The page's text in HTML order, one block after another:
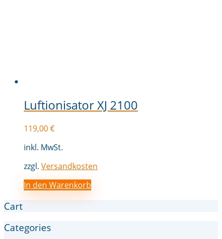
Luftionisator XJ 2100
119,00€
inkl. MwSt.
zzgl. Versandkosten
In den Warenkorb
Cart
Categories